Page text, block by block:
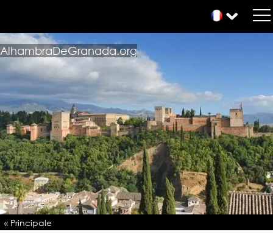
AlhambraDeGranada.org
« Principale